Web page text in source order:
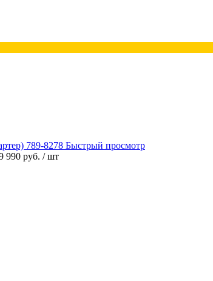
Быстрый просмотр
990 руб. / шт